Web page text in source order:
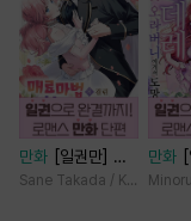
만화
[일권만] 매
료 마법에 걸린 척
Sane Takada / Koki
만화
억상